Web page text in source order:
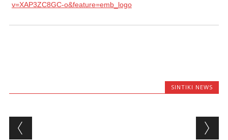
v=XAP3ZC8GC-o&feature=emb_logo
SINTIKI NEWS
Post navigation